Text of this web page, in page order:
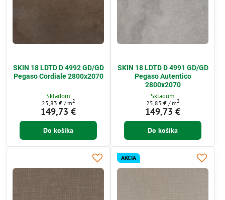
SKIN 18 LDTD D 4992 GD/GD
Pegaso Cordiale 2800x2070
Skladom
149,73 €
25,83 € / m2
Do košíka
SKIN 18 LDTD D 4991 GD/GD
Pegaso Autentico
2800x2070
Skladom
149,73 €
25,83 € / m2
Do košíka
AKCIA